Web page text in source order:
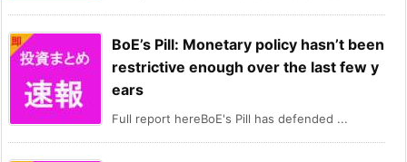
BoE’s Pill: Monetary policy hasn’t been
restrictive enough over the last few y
ears
Full report hereBoE's Pill has defended ...